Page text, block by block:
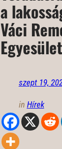
a
Váci
Egyesület
szept 19,
in Hírek